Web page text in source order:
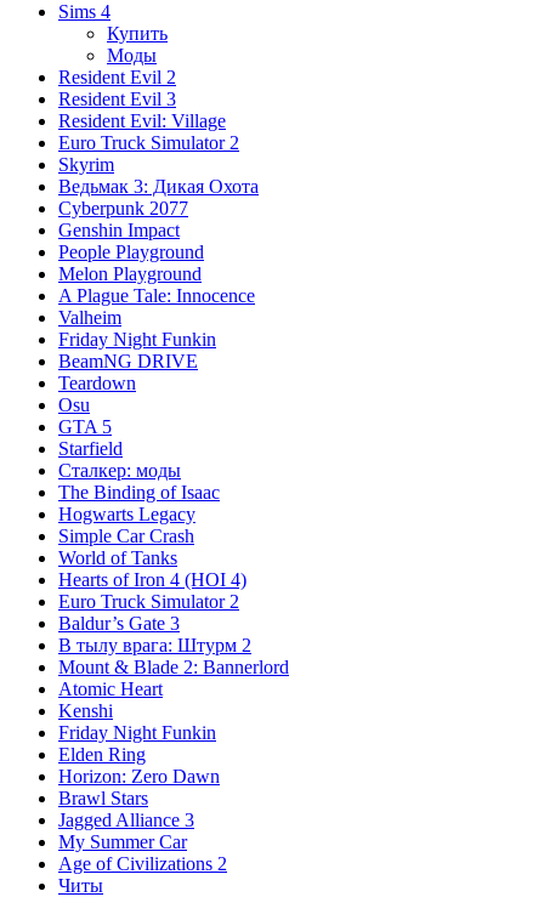
Sims 4
Купить
Моды
Resident Evil 2
Resident Evil 3
Resident Evil: Village
Euro Truck Simulator 2
Skyrim
Ведьмак 3: Дикая Охота
Cyberpunk 2077
Genshin Impact
People Playground
Melon Playground
A Plague Tale: Innocence
Valheim
Friday Night Funkin
BeamNG DRIVE
Teardown
Osu
GTA 5
Starfield
Сталкер: моды
The Binding of Isaac
Hogwarts Legacy
Simple Car Crash
World of Tanks
Hearts of Iron 4 (HOI 4)
Euro Truck Simulator 2
Baldur’s Gate 3
В тылу врага: Штурм 2
Mount & Blade 2: Bannerlord
Atomic Heart
Kenshi
Friday Night Funkin
Elden Ring
Horizon: Zero Dawn
Brawl Stars
Jagged Alliance 3
My Summer Car
Age of Civilizations 2
Читы